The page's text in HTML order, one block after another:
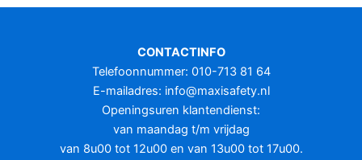
CONTACTINFO
Telefoonnummer: 010-713 81 64
E-mailadres: info@maxisafety.nl
Openingsuren klantendienst:
van maandag t/m vrijdag
van 8u00 tot 12u00 en van 13u00 tot 17u00.